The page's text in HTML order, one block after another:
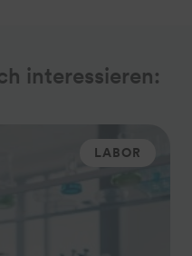
interessieren:
LABOR